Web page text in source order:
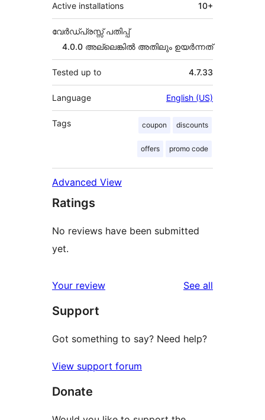
Active installations 10+
വേർഡ്പ്രസ്സ് പതിപ്പ്
4.0.0 അല്ലെങ്കില്‍ അതിലും ഉയര്‍ന്നത്
Tested up to 4.7.33
Language English (US)
Tags coupon discounts
offers promo code
Advanced View
Ratings
No reviews have been submitted
yet.
Your review See all
Support
Got something to say? Need help?
View support forum
Donate